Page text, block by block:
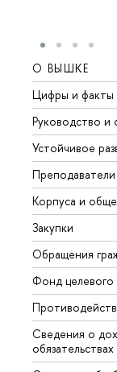
О ВЫШКЕ
Цифры и факты
Руководство и
Устойчивое
Корпуса и
Закупки
Обращения
Фонд целевого
Сведения о